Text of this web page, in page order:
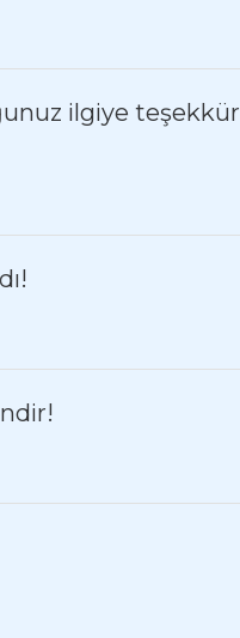
ilgiye teşekkür